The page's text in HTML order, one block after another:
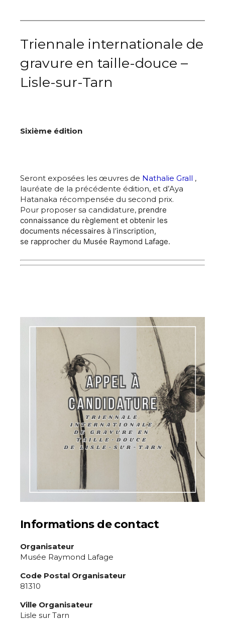
Statut / Organisation
* Champ obligatoire
Prénom
Statut / Organisation
Triennale internationale de
gravure en taille-douce –
Lisle-sur-Tarn
Sixième édition
Seront exposées les œuvres de Nathalie Grall ,
lauréate de la précédente édition, et d’Aya
Hatanaka récompensée du second prix.
Pour proposer sa candidature, prendre
connaissance du règlement et obtenir les
documents nécessaires à l’inscription,
se rapprocher du Musée Raymond Lafage.
Informations de contact
Organisateur
Musée Raymond Lafage
Code Postal Organisateur
81310
Ville Organisateur
Lisle sur Tarn